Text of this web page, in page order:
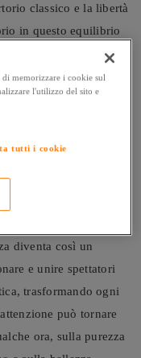
classico e la libertà
in questo equilibrio
la danza,
continua
nel tempo
qualità degli
anno un cast
diventa così un
e unire spettatori
trasformando ogni
può tornare
ora, sulla purezza
di memorizzare i cookie sul
l'utilizzo del sito e
tutti i cookie